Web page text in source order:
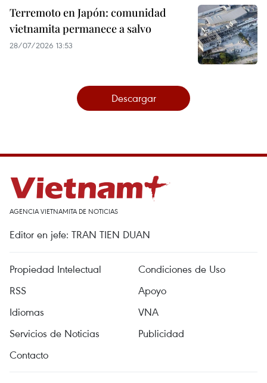
Terremoto en Japón: comunidad
vietnamita permanece a salvo
28/07/2026 13:53
Descargar
AGENCIA VIETNAMITA DE NOTICIAS
Editor en jefe: TRAN TIEN DUAN
Propiedad Intelectual
Condiciones de Uso
RSS
Apoyo
Idiomas
VNA
Servicios de Noticias
Publicidad
Contacto